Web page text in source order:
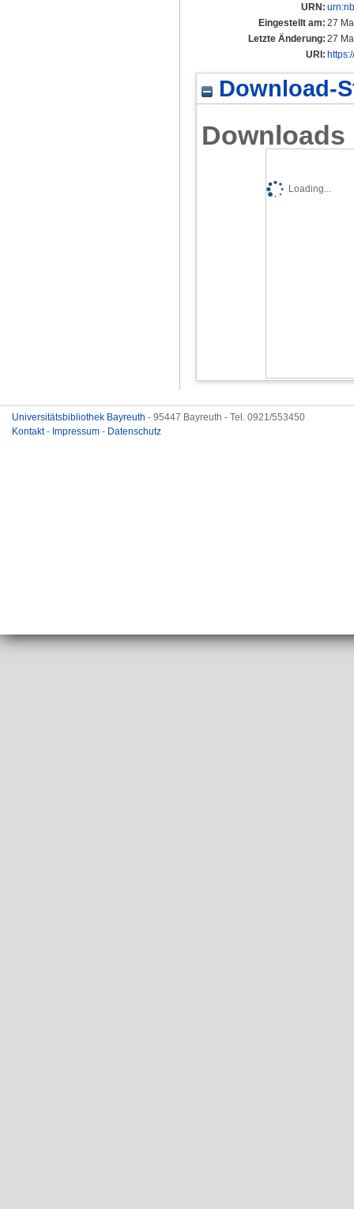
URN:
Eingestellt am: 27
Letzte Änderung: 27
URI:
Download-
Downloads
Loading...
Universitätsbibliothek Bayreuth - 95447 Bayreuth - Tel. 0921/553450
Kontakt- Impressum - Datenschutz